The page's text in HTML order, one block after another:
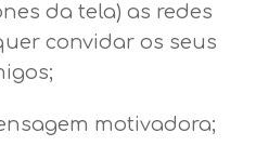
da tela) as redes
convidar os seus
motivadora;